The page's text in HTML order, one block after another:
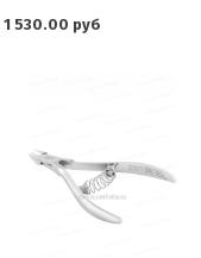
1 530.00 руб